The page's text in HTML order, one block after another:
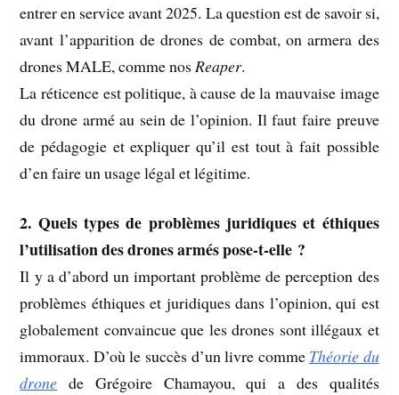
entrer en service avant 2025. La question est de savoir si,
avant l’apparition de drones de combat, on armera des
drones MALE, comme nos Reaper.
La réticence est politique, à cause de la mauvaise image
du drone armé au sein de l’opinion. Il faut faire preuve
de pédagogie et expliquer qu’il est tout à fait possible
d’en faire un usage légal et légitime.
2. Quels types de problèmes juridiques et éthiques
l’utilisation des drones armés pose-t-elle ?
Il y a d’abord un important problème de perception des
problèmes éthiques et juridiques dans l’opinion, qui est
globalement convaincue que les drones sont illégaux et
immoraux. D’où le succès d’un livre comme Théorie du
drone de Grégoire Chamayou, qui a des qualités